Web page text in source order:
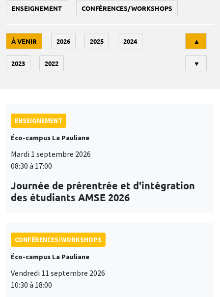
ENSEIGNEMENT CONFÉRENCES/WORKSHOPS
À VENIR 2026 2025 2024
2023 2022
▲
▼
ENSEIGNEMENT
Éco-campus La Pauliane
Mardi 1 septembre 2026
08:30 à 17:00
Journée de prérentrée et d'intégration
des étudiants AMSE 2026
CONFÉRENCES/WORKSHOPS
Éco-campus La Pauliane
Vendredi 11 septembre 2026
10:30 à 18:00